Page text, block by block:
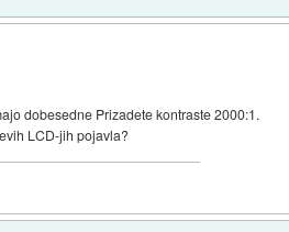
dobesedne Prizadete kontraste 2000:1.
LCD-jih pojavla?